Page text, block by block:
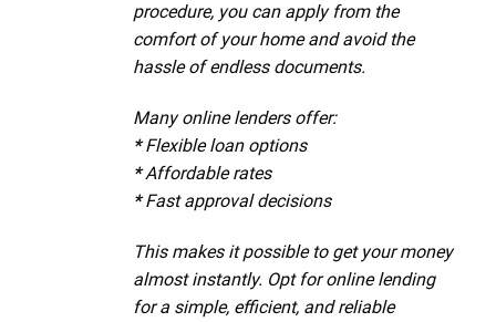
procedure, you can apply from the
comfort of your home and avoid the
hassle of endless documents.
Many online lenders offer:
*Flexible loan options
*Affordable rates
*Fast approval decisions
This makes it possible to get your money
almost instantly. Opt for online lending
for a simple, efficient, and reliable